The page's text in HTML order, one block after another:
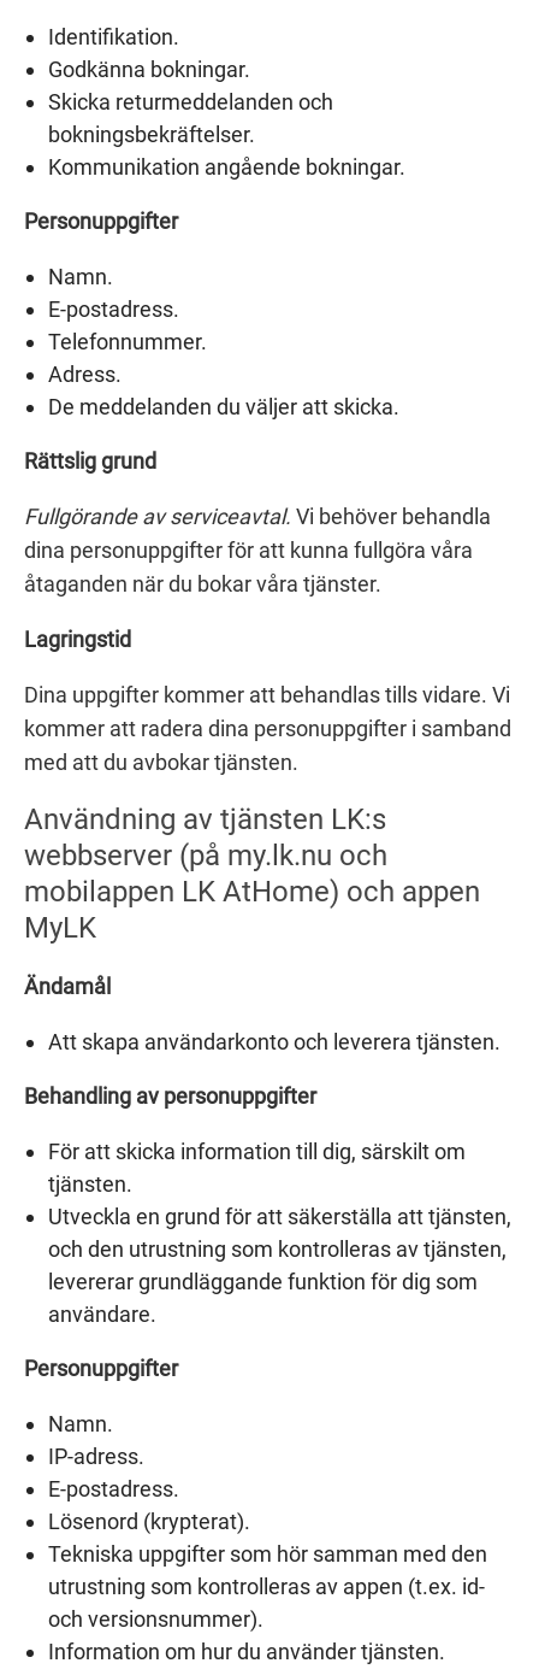
Identifikation.
Godkänna bokningar.
Skicka returmeddelanden och
bokningsbekräftelser.
Kommunikation angående bokningar.
Personuppgifter
Namn.
E-postadress.
Telefonnummer.
Adress.
De meddelanden du väljer att skicka.
Rättslig grund
Fullgörande av serviceavtal. Vi behöver behandla
dina personuppgifter för att kunna fullgöra våra
åtaganden när du bokar våra tjänster.
Lagringstid
Dina uppgifter kommer att behandlas tills vidare. Vi
kommer att radera dina personuppgifter i samband
med att du avbokar tjänsten.
Användning av tjänsten LK:s
webbserver (på my.lk.nu och
mobilappen LK AtHome) och appen
MyLK
Ändamål
Att skapa användarkonto och leverera tjänsten.
Behandling av personuppgifter
För att skicka information till dig, särskilt om
tjänsten.
Utveckla en grund för att säkerställa att tjänsten,
och den utrustning som kontrolleras av tjänsten,
levererar grundläggande funktion för dig som
användare.
Personuppgifter
Namn.
IP-adress.
E-postadress.
Lösenord (krypterat).
Tekniska uppgifter som hör samman med den
utrustning som kontrolleras av appen (t.ex. id-
och versionsnummer).
Information om hur du använder tjänsten.